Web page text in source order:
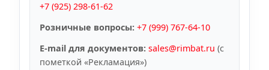
+7 (925) 298-61-62
Розничные вопросы: +7 (999) 767-64-10
E-mail для документов: sales@rimbat.ru (с
пометкой «Рекламация»)